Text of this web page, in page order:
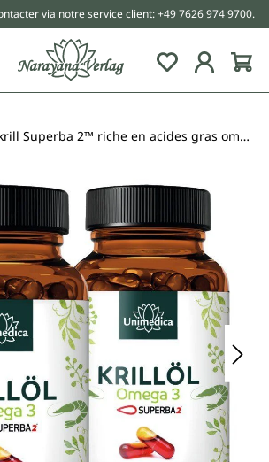
via notre service client: +49 7626 974 9700.
Lot de 2: Huile de krill Superba 2™ riche en acides gras oméga-3 EPA + DHA - 1 000 mg d'huile de krill par dose quotidienne (2 capsules) 2 x 120 capsules de gel dur
d'images